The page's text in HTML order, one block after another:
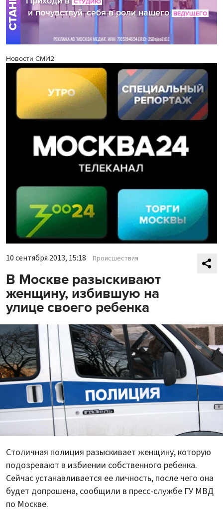
Новости СМИ2
10 сентября 2013, 15:18 Происшествия
В Москве разыскивают
женщину, избившую на
улице своего ребенка
Столичная полиция разыскивает женщину, которую
подозревают в избиении собственного ребенка.
Сейчас устанавливается ее личность, после чего она
будет допрошена, сообщили в пресс-службе ГУ МВД
по Москве.